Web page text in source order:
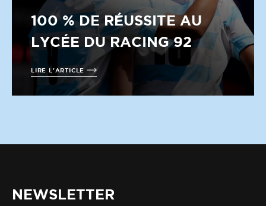
100 % DE RÉUSSITE AU
LYCÉE DU RACING 92
LIRE L'ARTICLE
NEWSLETTER